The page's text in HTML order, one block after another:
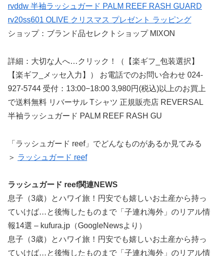
rvddw 半袖ラッシュガード PALM REEF RASH GUARD
rv20ss601 OLIVE クリスマス プレゼント ラッピング
ショップ：ブランド品セレクトショップ MIXON
詳細：大切な人へ…クリック！（【楽ギフ_包装選択】
【楽ギフ_メッセ入力】） お電話でのお問い合わせ 024-
927-5744 受付：13:00−18:00 3,980円(税込)以上のお買上
で送料無料 リバーサル Tシャツ 正規販売店 REVERSAL
半袖ラッシュガード PALM REEF RASH GU
「ラッシュガード reef」でどんなものがあるか見てみる
＞ ラッシュガード reef
ラッシュガード reef関連NEWS
息子（3歳）とハワイ旅！円安でも嬉しいお土産から持っ
ていけば…と後悔したものまで「子連れ海外」のリアル情
報14選 – kufura.jp（GoogleNewsより）
息子（3歳）とハワイ旅！円安でも嬉しいお土産から持っ
ていけば…と後悔したものまで「子連れ海外」のリアル情